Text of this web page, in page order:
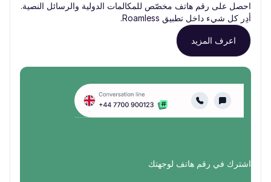
احصل على رقم هاتف مخصّص للمكالمات الدولية والرسائل النصية.
أدِر كل شيء داخل تطبيق Roamless.
اعرف المزيد
اشترك في رقم هاتف لوجهتك